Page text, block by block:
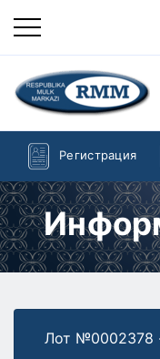
Регистрация
Лот №0002378